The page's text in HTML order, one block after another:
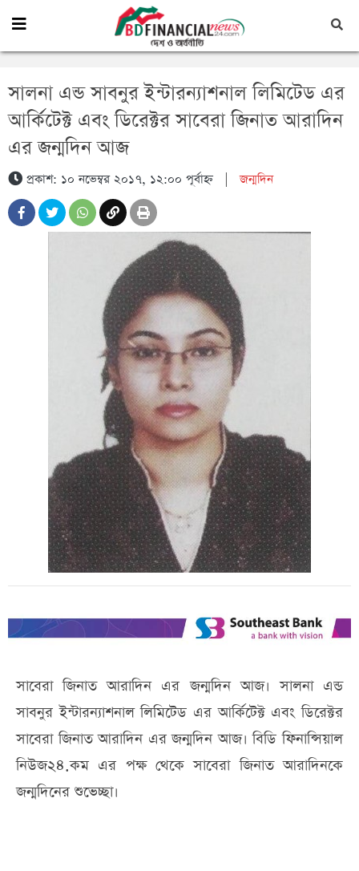
সালনা এন্ড সাবনুর ইন্টারন্যাশনাল লিমিটেড এর
আর্কিটেক্ট এবং ডিরেক্টর সাবেরা জিনাত আরাদিন
এর জন্মদিন আজ
প্রকাশ: ১০ নভেম্বর ২০১৭, ১২:০০ পূর্বাহ্ন|জন্মদিন
সাবেরা জিনাত আরাদিন এর জন্মদিন আজ। সালনা এন্ড
সাবনুর ইন্টারন্যাশনাল লিমিটেড এর আর্কিটেক্ট এবং ডিরেক্টর
সাবেরা জিনাত আরাদিন এর জন্মদিন আজ। বিডি ফিনান্সিয়াল
নিউজ২৪.কম এর পক্ষ থেকে সাবেরা জিনাত আরাদিনকে
জন্মদিনের শুভেচ্ছা।